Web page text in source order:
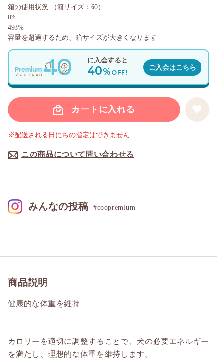
カートに入れる
この商品について問い合わせる
※配送される日にちの指定はできません
に入会すると
40%OFF!
ご入会はこちら
箱の使用状況
（箱サイズ：60）
0%
493%
容量を超過するため、箱サイズが大きくなります
商品説明
健康的な体重を維持
カロリーを適切に調整することで、犬の必要エネルギー
を満たし、理想的な体重を維持します。
みんなの投稿 #coopremium